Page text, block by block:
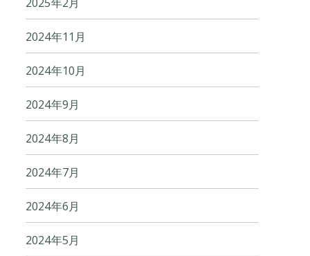
2024年11月
2024年10月
2024年9月
2024年8月
2024年7月
2024年6月
2024年5月